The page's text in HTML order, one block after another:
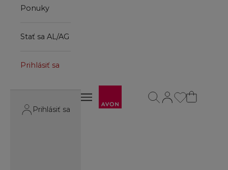
Otvoriť navigačné menu
Otvoriť navigačné menu
Otvoriť stránku
Otvoriť vyhľadávanie
Ponuky
Stať sa AL/AG
Prihlásiť sa
Prihlásiť sa